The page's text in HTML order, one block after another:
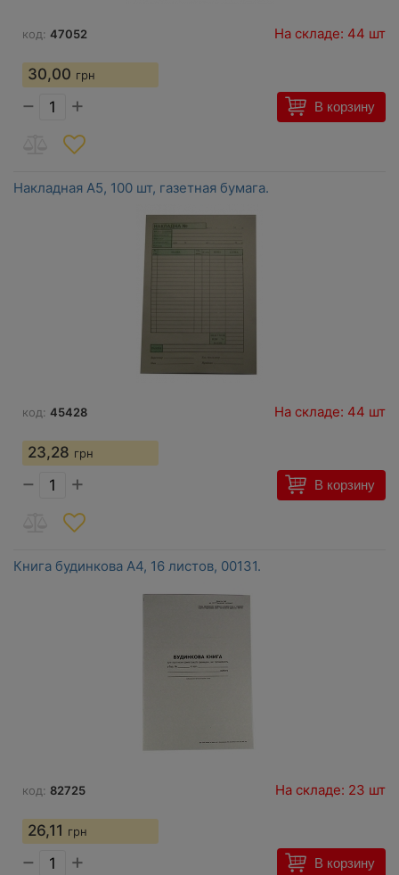
код: 47052 На складе: 44 шт
30,00 грн
− + В корзину
Накладная A5, 100 шт, газетная бумага.
код: 45428 На складе: 44 шт
23,28 грн
− + В корзину
Книга будинкова A4, 16 листов, 00131.
код: 82725 На складе: 23 шт
26,11 грн
− + В корзину